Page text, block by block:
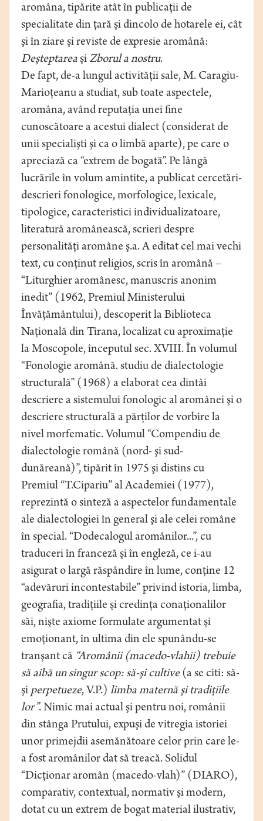
aromâna, tipărite atât în publicaţii de
specialitate din ţară şi dincolo de hotarele ei, cât
şi în ziare şi reviste de expresie aromână:
Deşteptareaşi Zborul a nostru.
De fapt, de-a lungul activităţii sale, M. Caragiu-
Marioţeanu a studiat, sub toate aspectele,
aromâna, având reputaţia unei fine
cunoscătoare a acestui dialect (considerat de
unii specialişti şi ca o limbă aparte), pe care o
apreciază ca “extrem de bogată”. Pe lângă
lucrările în volum amintite, a publicat cercetări-
descrieri fonologice, morfologice, lexicale,
tipologice, caracteristici individualizatoare,
literatură aromânească, scrieri despre
personalităţi aromâne ş.a. A editat cel mai vechi
text, cu conţinut religios, scris în aromână –
“Liturghier aromânesc, manuscris anonim
inedit” (1962, Premiul Ministerului
Învăţământului), descoperit la Biblioteca
Naţională din Tirana, localizat cu aproximaţie
la Moscopole, începutul sec. XVIII. În volumul
“Fonologie aromână. studiu de dialectologie
structurală” (1968) a elaborat cea dintâi
descriere a sistemului fonologic al aromânei şi o
descriere structurală a părţilor de vorbire la
nivel morfematic. Volumul “Compendiu de
dialectologie română (nord- şi sud-
dunăreană)”, tipărit în 1975 şi distins cu
Premiul “T.Cipariu” al Academiei (1977),
reprezintă o sinteză a aspectelor fundamentale
ale dialectologiei în general şi ale celei române
în special. “Dodecalogul aromânilor...”, cu
traduceri în franceză şi în engleză, ce i-au
asigurat o largă răspândire în lume, conţine 12
“adevăruri incontestabile” privind istoria, limba,
geografia, tradiţiile şi credinţa conaţionalilor
săi, nişte axiome formulate argumentat şi
emoţionant, în ultima din ele spunându-se
tranşant că “Aromânii (macedo-vlahii) trebuie
să aibă un singur scop: să-şi cultive(a se citi: să-
şi perpetueze, V.P.) limba maternă şi tradiţiile
lor”. Nimic mai actual şi pentru noi, românii
din stânga Prutului, expuşi de vitregia istoriei
unor primejdii asemănătoare celor prin care le-
a fost aromânilor dat să treacă. Solidul
“Dicţionar aromân (macedo-vlah)” (DIARO),
comparativ, contextual, normativ şi modern,
dotat cu un extrem de bogat material ilustrativ,